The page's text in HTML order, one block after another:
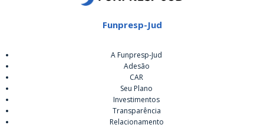
Funpresp-Jud
A Funpresp-Jud
Adesão
CAR
Seu Plano
Investimentos
Transparência
Relacionamento